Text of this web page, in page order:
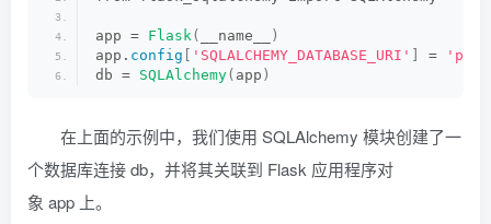
app = Flask( __name__
)
app. config 'SQLALCHEMY_DATABASE_URI' =
db = SQLAlchemy( app )
在上面的示例中，我们使用 SQLAlchemy 模块创建了一
个数据库连接 db，并将其关联到 Flask 应用程序对
象 app 上。